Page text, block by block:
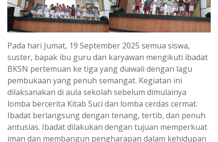
Pada hari Jumat, 19 September 2025 semua siswa,
suster, bapak ibu guru dan karyawan mengikuti ibadat
BKSN pertemuan ke tiga yang diawali dengan lagu
pembukaan yang penuh semangat. Kegiatan ini
dilaksanakan di aula sekolah sebelum dimulainya
lomba bercerita Kitab Suci dan lomba cerdas cermat.
Ibadat berlangsung dengan tenang, tertib, dan penuh
antusias. Ibadat dilakukan dengan tujuan memperkuat
iman dan membangun pengharapan dalam kehidupan